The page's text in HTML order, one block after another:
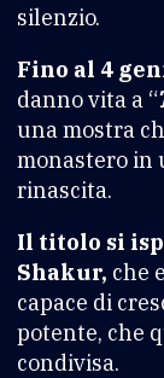
silenzio.
Fino al 4
danno vita a “
una mostra
monastero in
rinascita.
Il titolo si
Shakur, che
capace di
potente, che
condivisa.